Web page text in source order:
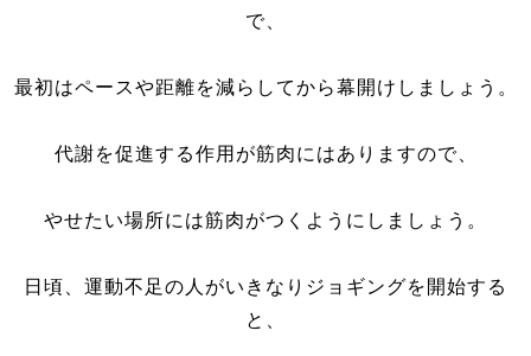
で、
最初はペースや距離を減らしてから幕開けしましょう。
代謝を促進する作用が筋肉にはありますので、
やせたい場所には筋肉がつくようにしましょう。
日頃、運動不足の人がいきなりジョギングを開始する
と、